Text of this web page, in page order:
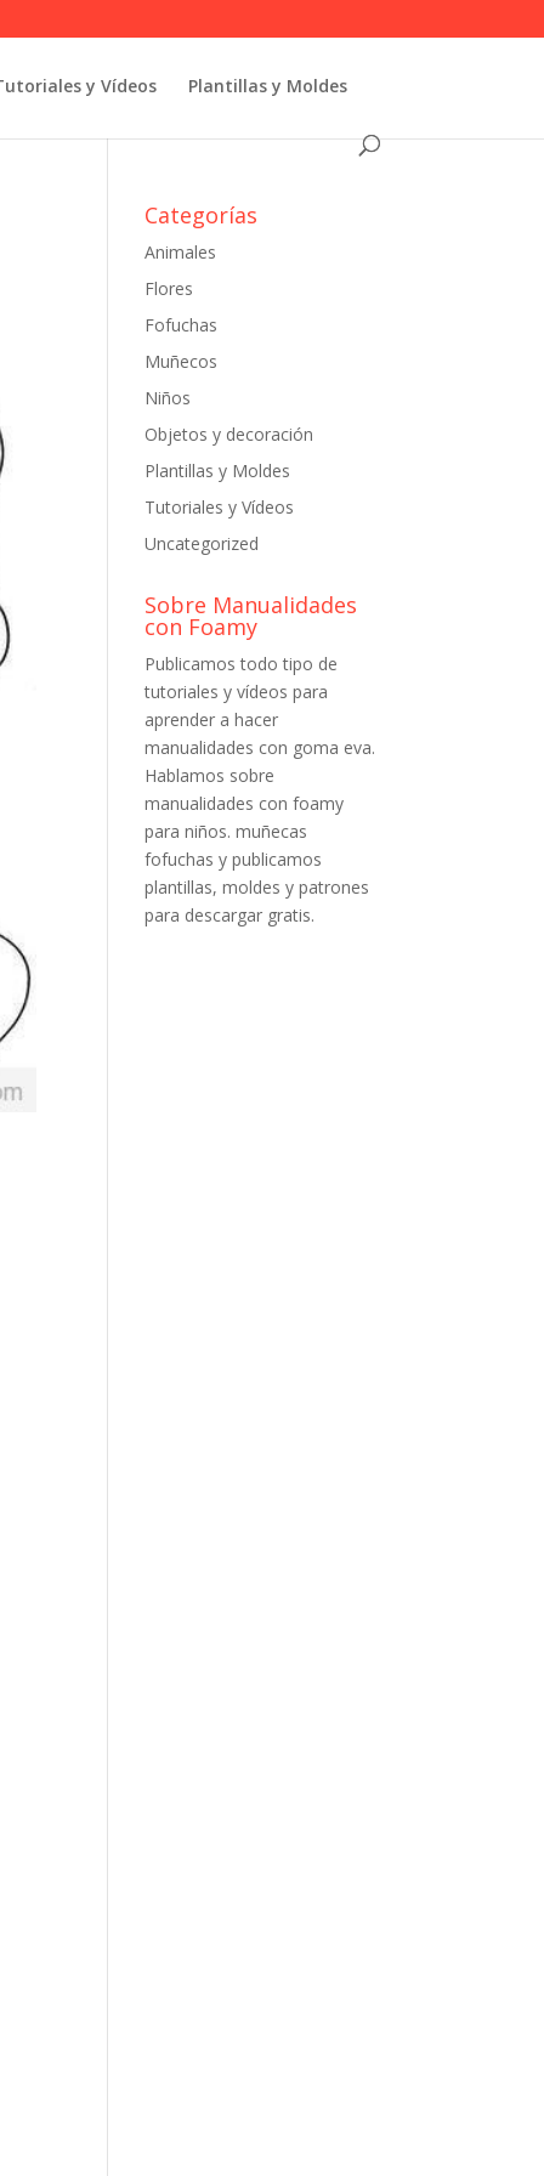
y Vídeos Plantillas y Moldes
Categorías
Animales
Flores
Fofuchas
Muñecos
Niños
Objetos y decoración
Plantillas y Moldes
Tutoriales y Vídeos
Uncategorized
Sobre Manualidades
con Foamy
Publicamos todo tipo de
tutoriales y vídeos para
aprender a hacer
manualidades con goma eva.
Hablamos sobre
manualidades con foamy
para niños. muñecas
fofuchas y publicamos
plantillas, moldes y patrones
para descargar gratis.